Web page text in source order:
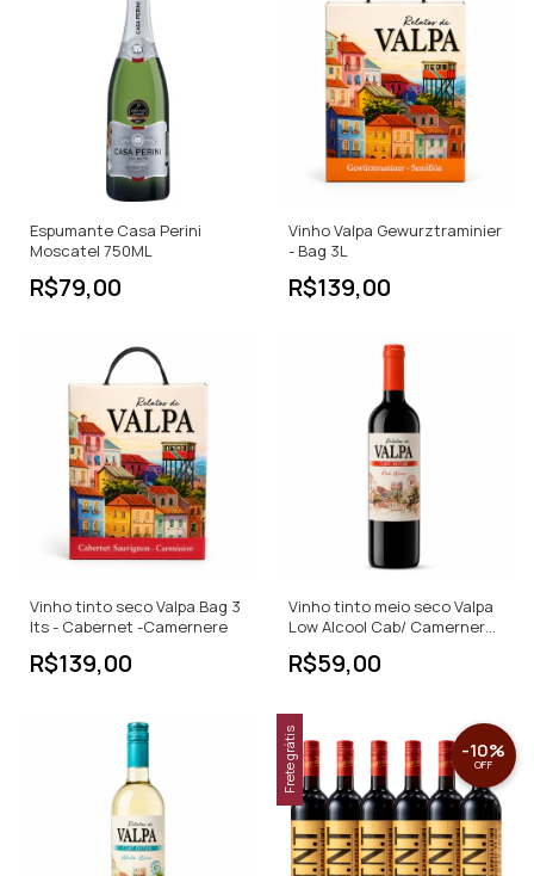
Espumante Casa Perini
Moscatel 750ML
R$79,00
Vinho Valpa Gewurztraminier
- Bag 3L
R$139,00
Vinho tinto seco Valpa Bag 3
lts - Cabernet -Camernere
R$139,00
Vinho tinto meio seco Valpa
Low Alcool Cab/ Camernere -
750ml
R$59,00
Frete grátis -10%
OFF